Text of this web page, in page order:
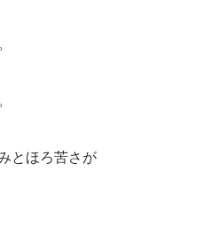
とほろ苦さが